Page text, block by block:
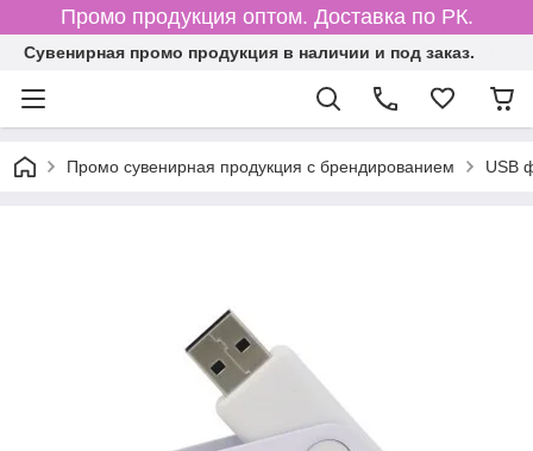
Промо продукция оптом. Доставка по РК.
Cувенирная промо продукция в наличии и под заказ.
Промо сувенирная продукция с брендированием USB